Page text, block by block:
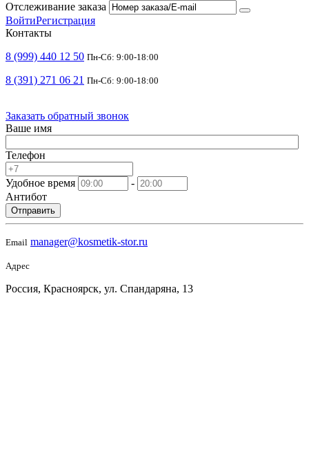
Отслеживание заказа
ВойтиРегистрация
Контакты
8 (999) 440 12 50 Пн-Сб: 9:00-18:00
8 (391) 271 06 21 Пн-Сб: 9:00-18:00
Заказать обратный звонок
Ваше имя
Телефон
Удобное время
-
Антибот
Отправить
Email manager@kosmetik-stor.ru
Адрес
Россия, Красноярск, ул. Спандаряна, 13